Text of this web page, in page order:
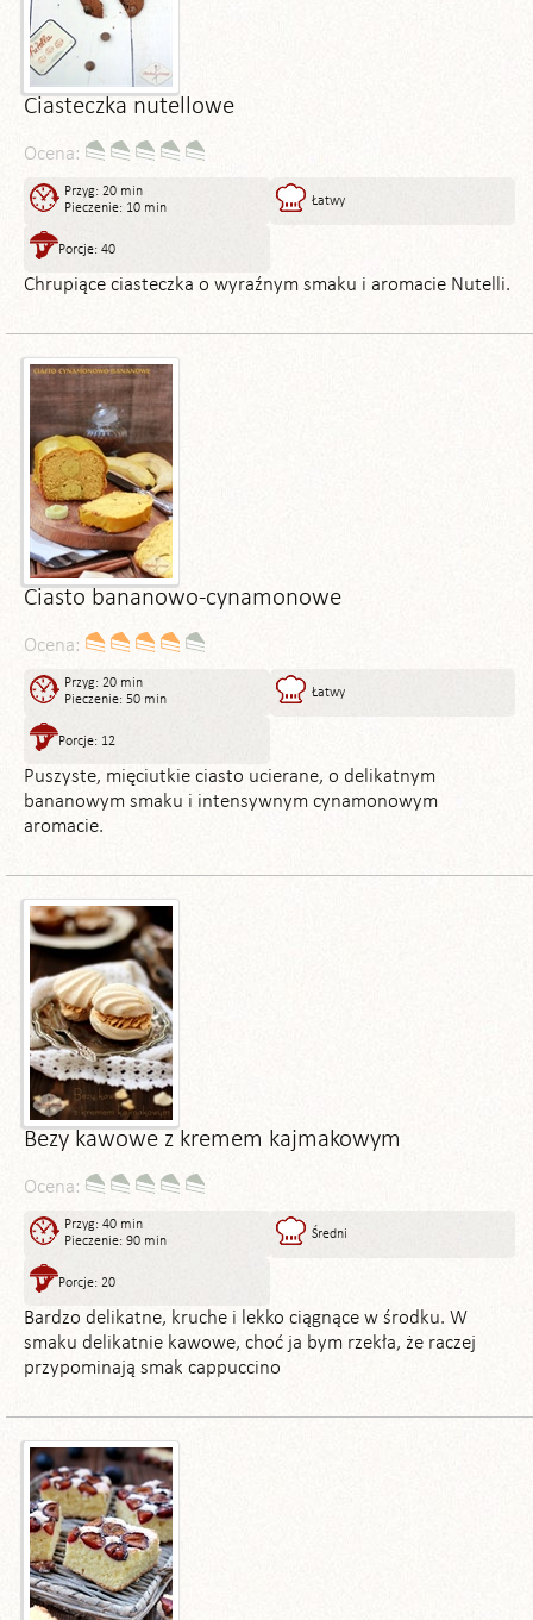
Ciasteczka nutellowe
Ocena:
Przyg: 20 min
Pieczenie: 10 min
Łatwy
Porcje: 40
Chrupiące ciasteczka o wyraźnym smaku i aromacie Nutelli.
Ciasto bananowo-cynamonowe
Ocena:
Przyg: 20 min
Pieczenie: 50 min
Łatwy
Porcje: 12
Puszyste, mięciutkie ciasto ucierane, o delikatnym
bananowym smaku i intensywnym cynamonowym
aromacie.
Bezy kawowe z kremem kajmakowym
Ocena:
Przyg: 40 min
Pieczenie: 90 min
Średni
Porcje: 20
Bardzo delikatne, kruche i lekko ciągnące w środku. W
smaku delikatnie kawowe, choć ja bym rzekła, że raczej
przypominają smak cappuccino